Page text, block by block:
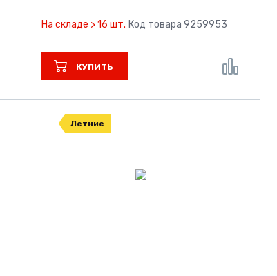
На складе > 16 шт. Код товара 9259953
КУПИТЬ
Летние